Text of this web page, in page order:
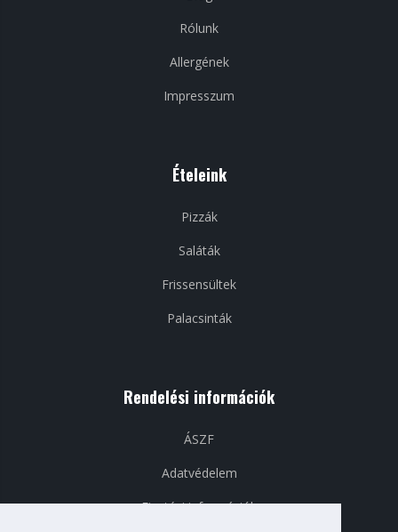
Rólunk
Allergének
Impresszum
Ételeink
Pizzák
Saláták
Frissensültek
Palacsinták
Rendelési információk
ÁSZF
Adatvédelem
Fizetési információk